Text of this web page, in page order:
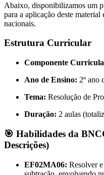
Abaixo, disponibilizamos um
para a aplicação deste
nacionais.
Estrutura Curricular
Componente
Ano de Ensino: 2º ano
Tema: Resolução de
Duração: 2 aulas
🎯 Habilidades da
Descrições)
EF02MA06: Resolver